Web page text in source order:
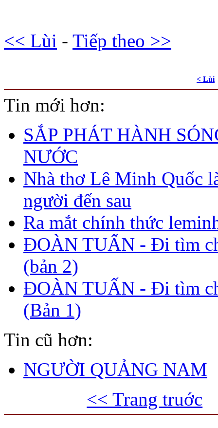
<< Lùi - Tiếp theo >>
< Lùi
Tin mới hơn:
SẮP PHÁT HÀNH
NƯỚC
Nhà thơ Lê Minh Quốc
người đến sau
Ra mắt chính thức
ĐOÀN TUẤN - Đi tìm
(bản 2)
ĐOÀN TUẤN - Đi tìm
(Bản 1)
Tin cũ hơn:
NGƯỜI QUẢNG NAM
<< Trang truớc